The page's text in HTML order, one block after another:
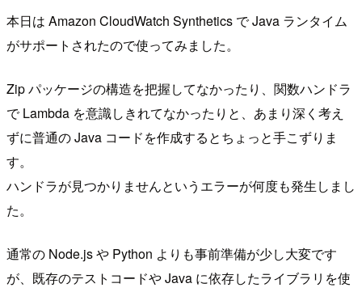
本日は Amazon CloudWatch Synthetics で Java ランタイム
がサポートされたので使ってみました。
Zip パッケージの構造を把握してなかったり、関数ハンドラ
で Lambda を意識しきれてなかったりと、あまり深く考え
ずに普通の Java コードを作成するとちょっと手こずりま
す。
ハンドラが見つかりませんというエラーが何度も発生しまし
た。
通常の Node.js や Python よりも事前準備が少し大変です
が、既存のテストコードや Java に依存したライブラリを使